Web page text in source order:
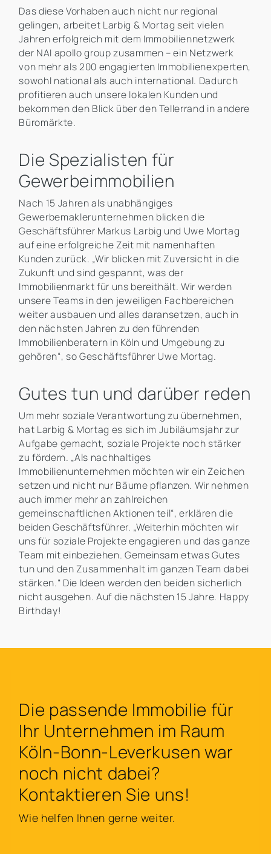
Das diese Vorhaben auch nicht nur regional
gelingen, arbeitet Larbig & Mortag seit vielen
Jahren erfolgreich mit dem Immobiliennetzwerk
der NAI apollo group zusammen – ein Netzwerk
von mehr als 200 engagierten Immobilienexperten,
sowohl national als auch international. Dadurch
profitieren auch unsere lokalen Kunden und
bekommen den Blick über den Tellerrand in andere
Büromärkte.
Die Spezialisten für
Gewerbeimmobilien
Nach 15 Jahren als unabhängiges
Gewerbemaklerunternehmen blicken die
Geschäftsführer Markus Larbig und Uwe Mortag
auf eine erfolgreiche Zeit mit namenhaften
Kunden zurück. „Wir blicken mit Zuversicht in die
Zukunft und sind gespannt, was der
Immobilienmarkt für uns bereithält. Wir werden
unsere Teams in den jeweiligen Fachbereichen
weiter ausbauen und alles daransetzen, auch in
den nächsten Jahren zu den führenden
Immobilienberatern in Köln und Umgebung zu
gehören“, so Geschäftsführer Uwe Mortag.
Gutes tun und darüber reden
Um mehr soziale Verantwortung zu übernehmen,
hat Larbig & Mortag es sich im Jubiläumsjahr zur
Aufgabe gemacht, soziale Projekte noch stärker
zu fördern. „Als nachhaltiges
Immobilienunternehmen möchten wir ein Zeichen
setzen und nicht nur Bäume pflanzen. Wir nehmen
auch immer mehr an zahlreichen
gemeinschaftlichen Aktionen teil“, erklären die
beiden Geschäftsführer. „Weiterhin möchten wir
uns für soziale Projekte engagieren und das ganze
Team mit einbeziehen. Gemeinsam etwas Gutes
tun und den Zusammenhalt im ganzen Team dabei
stärken.“ Die Ideen werden den beiden sicherlich
nicht ausgehen. Auf die nächsten 15 Jahre. Happy
Birthday!
Die passende Immobilie für
Ihr Unternehmen im Raum
Köln-Bonn-Leverkusen war
noch nicht dabei?
Kontaktieren Sie uns!
Wie helfen Ihnen gerne weiter.